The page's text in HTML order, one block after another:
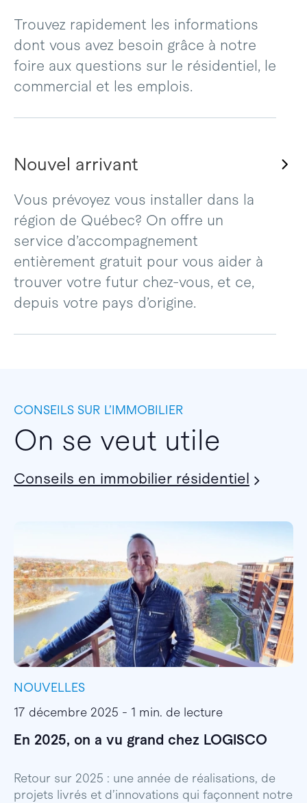
Trouvez rapidement les informations
dont vous avez besoin grâce à notre
foire aux questions sur le résidentiel, le
commercial et les emplois.
Nouvel arrivant
Vous prévoyez vous installer dans la
région de Québec? On offre un
service d’accompagnement
entièrement gratuit pour vous aider à
trouver votre futur chez-vous, et ce,
depuis votre pays d’origine.
CONSEILS SUR L’IMMOBILIER
On se veut utile
Conseils en immobilier résidentiel
NOUVELLES
17 décembre 2025 - 1 min. de lecture
En 2025, on a vu grand chez LOGISCO
Retour sur 2025 : une année de réalisations, de
projets livrés et d’innovations qui façonnent notre